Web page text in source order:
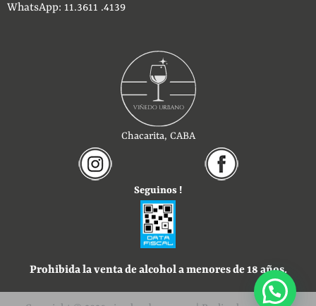
WhatsApp: 11.3611 .4139
Chacarita, CABA
Seguinos !
Prohibida la venta de alcohol a menores de 18 años.